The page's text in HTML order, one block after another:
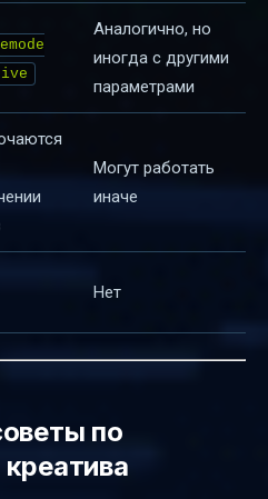
Аналогично, но
иногда с другими
параметрами
Могут работать
иначе
Нет
по